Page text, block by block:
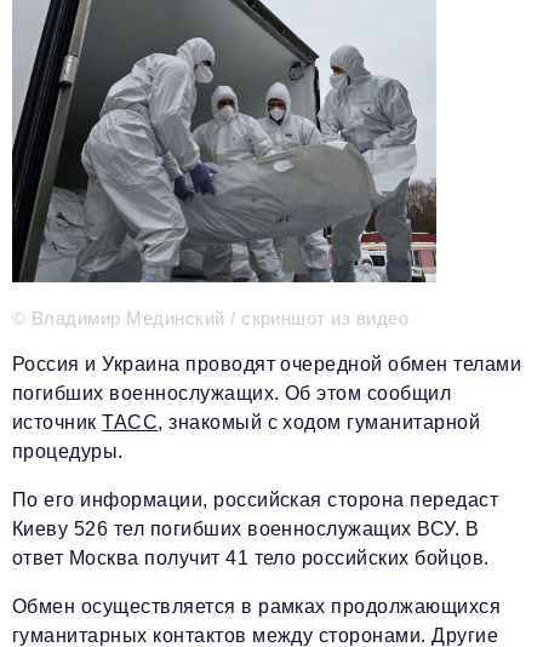
Видео
Телефон редакции:+7 495 727-01-67
Электронные почты редакции:
Информационный отдел
info@business-magazine.online
Отдел рекламы
reklama@business-magazine.online
Отдел распространения/редакционная подписка
podpiska@business-magazine.online
partner@business-magazine.online
© Владимир Мединский / скриншот из видео
Россия и Украина проводят очередной обмен телами
погибших военнослужащих. Об этом сообщил
источникТАСС, знакомый с ходом гуманитарной
процедуры.
По его информации, российская сторона передаст
Киеву 526 тел погибших военнослужащих ВСУ. В
ответ Москва получит 41 тело российских бойцов.
Обмен осуществляется в рамках продолжающихся
гуманитарных контактов между сторонами. Другие